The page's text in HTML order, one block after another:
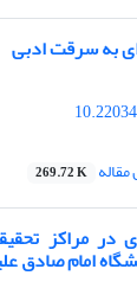
به سرقت ادبی
269.72 K
در مراکز
امام صادق